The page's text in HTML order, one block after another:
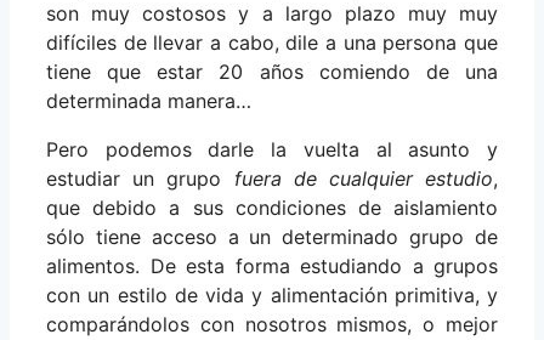
son muy costosos y a largo plazo muy muy
difíciles de llevar a cabo, dile a una persona que
tiene que estar 20 años comiendo de una
determinada manera…
Pero podemos darle la vuelta al asunto y
estudiar un grupo fuera de cualquier estudio,
que debido a sus condiciones de aislamiento
sólo tiene acceso a un determinado grupo de
alimentos. De esta forma estudiando a grupos
con un estilo de vida y alimentación primitiva, y
comparándolos con nosotros mismos, o mejor